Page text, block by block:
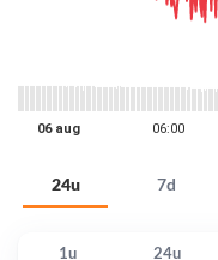
24u 7d
1u 24u